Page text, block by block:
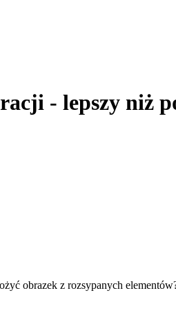
- lepszy niż
obrazek z rozsypanych